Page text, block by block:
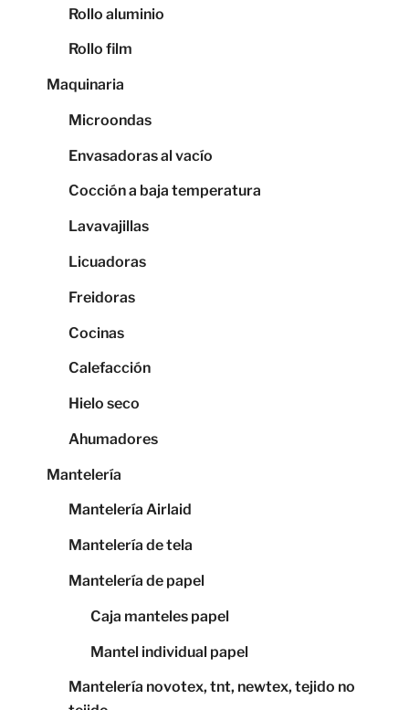
Rollo aluminio
Rollo film
Maquinaria
Microondas
Envasadoras al vacío
Cocción a baja temperatura
Lavavajillas
Licuadoras
Freidoras
Cocinas
Calefacción
Hielo seco
Ahumadores
Mantelería
Mantelería Airlaid
Mantelería de tela
Mantelería de papel
Caja manteles papel
Mantel individual papel
Mantelería novotex, tnt, newtex, tejido no